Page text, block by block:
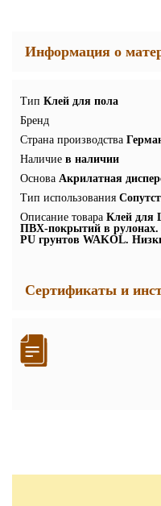
Информация о
Тип Клей для пола
Бренд
Страна производства
Наличие в наличии
Основа Акрилатная
Тип использования
Описание товара Клей для
ПВХ-покрытий в рулонах.
PU грунтов WAKOL.
Сертификаты и